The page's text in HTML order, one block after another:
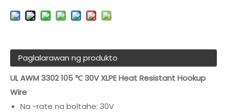
Paglalarawan ng produkto
UL AWM 3302 105 ℃ 30V XLPE Heat Resistant Hookup
Wire
Na -rate na boltahe: 30V